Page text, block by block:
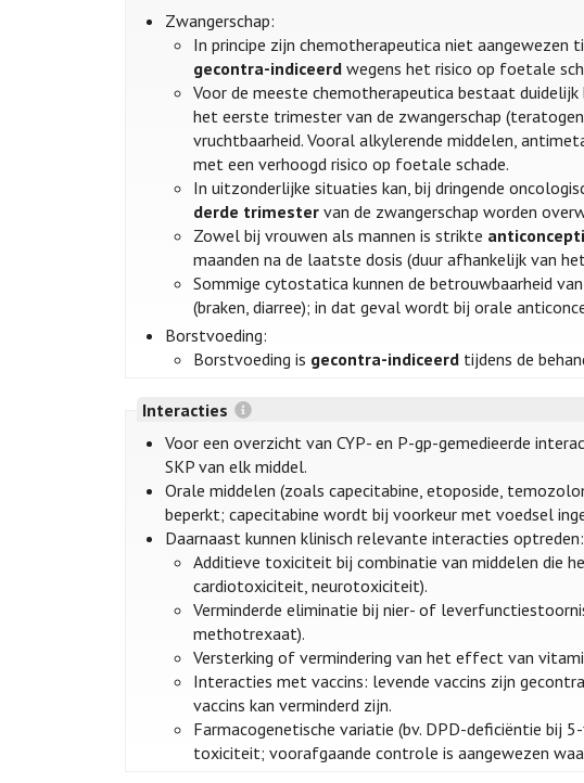
Zwangerschap:
In principe zijn chemotherapeutica niet aangewezen
gecontra-indiceerd wegens het risico op foetale
Voor de meeste chemotherapeutica bestaat
het eerste trimester van de zwangerschap
vruchtbaarheid. Vooral alkylerende middelen,
met een verhoogd risico op foetale schade.
In uitzonderlijke situaties kan, bij dringende
derde trimester van de zwangerschap worden
Zowel bij vrouwen als mannen is strikte
maanden na de laatste dosis (duur afhankelijk van
Sommige cytostatica kunnen de betrouwbaarheid
(braken, diarree); in dat geval wordt bij orale
Borstvoeding:
Borstvoeding is gecontra-indiceerd tijdens de
Interacties
Voor een overzicht van CYP- en P-gp-gemedieerde
SKP van elk middel.
Orale middelen (zoals capecitabine, etoposide,
beperkt; capecitabine wordt bij voorkeur met voedsel
Daarnaast kunnen klinisch relevante interacties optreden:
Additieve toxiciteit bij combinatie van middelen die
cardiotoxiciteit, neurotoxiciteit).
Verminderde eliminatie bij nier- of
methotrexaat).
Versterking of vermindering van het effect van
Interacties met vaccins: levende vaccins zijn
vaccins kan verminderd zijn.
Farmacogenetische variatie (bv. DPD-deficiëntie bij
toxiciteit; voorafgaande controle is aangewezen